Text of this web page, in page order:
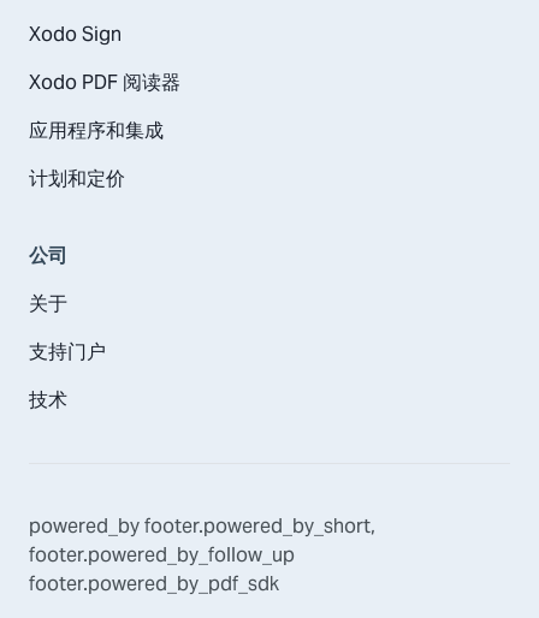
Xodo Sign
Xodo PDF 阅读器
应用程序和集成
计划和定价
公司
关于
支持门户
技术
powered_byfooter.powered_by_short,
footer.powered_by_follow_up
footer.powered_by_pdf_sdk